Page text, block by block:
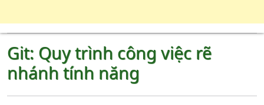
Git: Quy trình công việc rẽ
nhánh tính năng